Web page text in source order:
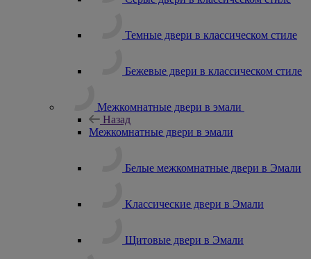
Темные двери в классическом стиле
Бежевые двери в классическом стиле
Межкомнатные двери в эмали
Назад
Межкомнатные двери в эмали
Белые межкомнатные двери в Эмали
Классические двери в Эмали
Щитовые двери в Эмали